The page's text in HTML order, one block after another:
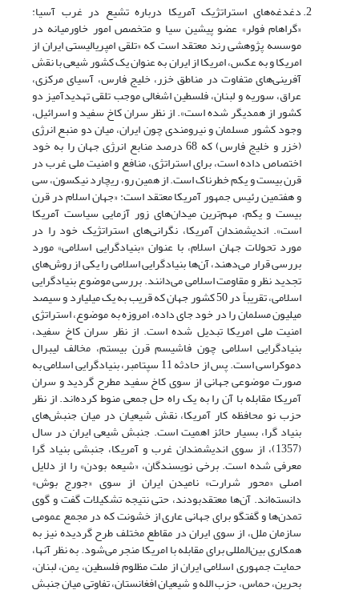
دغدغه‌های استراتژیک آمریکا درباره تشیع در غرب آسیا:
«گراهام فولر» عضو پیشین سیا و متخصص امور خاورمیانه در
موسسه پژوهشی رند معتقد است که «تلقی امپریالیستی ایران از
امریکا و به عکس، امریکا از ایران به عنوان یک کشور شیعی با نقش
آفرینی‌های متفاوت در مناطق خزر، خلیج فارس، آسیای مرکزی،
عراق، سوریه و لبنان، فلسطین اشغالی موجب تلقی تهدیدآمیز دو
کشور از همدیگر شده است». از نظر سران کاخ سفید و اسرائیل،
وجود کشور مسلمان و نیرومندی چون ایران، میان دو منبع انرژی
(خزر و خلیج فارس) که 68 درصد منابع انرژی جهان را به خود
اختصاص داده است، برای استراتژی، منافع و امنیت ملی غرب در
قرن بیست و یکم خطرناک است. از همین رو، ریچارد نیکسون، سی
و هفتمین رئیس جمهور آمریکا معتقد است: «جهان اسلام در قرن
بیست و یکم، مهم‌ترین میدان‌های زور آزمایی سیاست آمریکا
است». اندیشمندان آمریکا، نگرانی‌های استراتژیک خود را در
مورد تحولات جهان اسلام، با عنوان «بنیادگرایی اسلامی» مورد
بررسی قرار می‌دهند، آن‌ها بنیادگرایی اسلامی را یکی از روش‌های
تجدید نظر و مقاومت اسلامی می‌دانند. بررسی موضوع بنیادگرایی
اسلامی، تقریباً در 50 کشور جهان که قریب به یک میلیارد و سیصد
میلیون مسلمان را در خود جای داده، امروزه به موضوع، استراتژی
امنیت ملی امریکا تبدیل شده است. از نظر سران کاخ سفید،
بنیادگرایی اسلامی چون فاشیسم قرن بیستم، مخالف لیبرال
دموکراسی است. پس از حادثه 11 سپتامبر، بنیادگرایی اسلامی به
صورت موضوعی جهانی از سوی کاخ سفید مطرح گردید و سران
آمریکا مقابله با آن را به یک راه حل جمعی منوط کرده‌اند. از نظر
حزب نو محافظه کار آمریکا، نقش شیعیان در میان جنبش‌های
بنیاد گرا، بسیار حائز اهمیت است. جنبش شیعی ایران در سال
(1357)، از سوی اندیشمندان غرب و آمریکا، جنبشی بنیاد گرا
معرفی شده است. برخی نویسندگان، «شیعه بودن» را از دلایل
اصلی «محور شرارت» نامیدن ایران از سوی «جورج بوش»
دانسته‌اند. آن‌ها معتقدبودند، حتی نتیجه تشکیلات گفت و گوی
تمدن‌ها و گفتگو برای جهانی عاری از خشونت که در مجمع عمومی
سازمان ملل، از سوی ایران در مقاطع مختلف طرح گردیده نیز به
همکاری بین‌المللی برای مقابله با امریکا منجر می‌شود. به نظر آنها،
حمایت جمهوری اسلامی ایران از ملت مظلوم فلسطین، یمن، لبنان،
بحرین، حماس، حزب الله و شیعیان افغانستان، تفاوتی میان جنبش